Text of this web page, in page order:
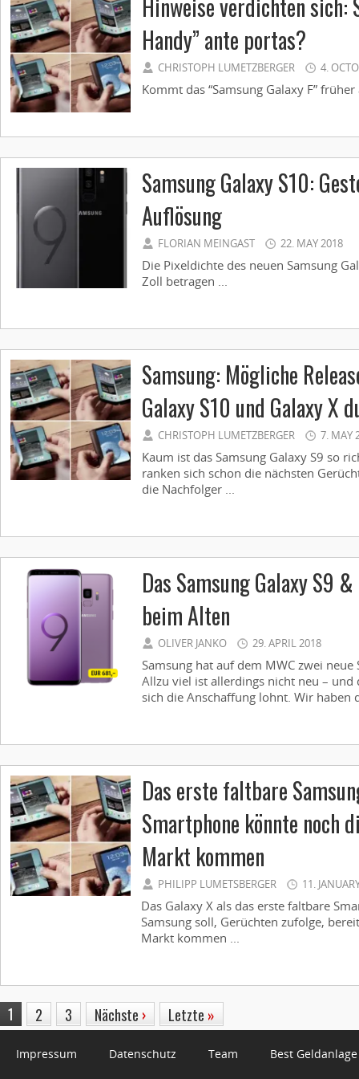
Hinweise verdichten sich:
Handy” ante portas?
CHRISTOPH LUMETZBERGER 4.
Kommt das “Samsung Galaxy F”
Samsung Galaxy S10:
Auflösung
FLORIAN MEINGAST 22. MAY 2018
Die Pixeldichte des neuen Samsung
Zoll betragen ...
Samsung: Mögliche
Galaxy S10 und Galaxy X
CHRISTOPH LUMETZBERGER 7. MAY
Kaum ist das Samsung Galaxy S9 so
ranken sich schon die nächsten
die Nachfolger ...
Das Samsung Galaxy S9
beim Alten
OLIVER JANKO 29. APRIL 2018
Samsung hat auf dem MWC zwei
Allzu viel ist ­allerdings nicht neu – und
sich die Anschaffung lohnt. Wir haben
Das erste faltbare
Smartphone könnte noch
Markt kommen
PHILIPP LUMETSBERGER 11.
Das Galaxy X als das erste faltbare
Samsung soll, Gerüchten zufolge,
Markt kommen ...
1 2 3 Nächste › Letzte »
Impressum Datenschutz Team Best Geldanlage